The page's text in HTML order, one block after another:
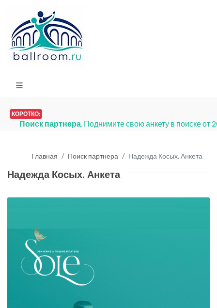
КОРОТКО:
Поиск партнера. Поднимите свою анкету в поиске от
Главная Поиск партнера Надежда Косых. Анкета
Надежда Косых. Анкета